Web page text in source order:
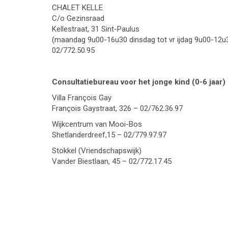
CHALET KELLE
C/o Gezinsraad
Kellestraat, 31 Sint-Paulus
(maandag 9u00-16u30 dinsdag tot vr ijdag 9u00-
02/772.50.95
Consultatiebureau voor het jonge kind (0-6 jaar)
Villa François Gay
François Gaystraat, 326 – 02/762.36.97
Wijkcentrum van Mooi-Bos
Shetlanderdreef,15 – 02/779.97.97
Stokkel (Vriendschapswijk)
Vander Biestlaan, 45 – 02/772.17.45